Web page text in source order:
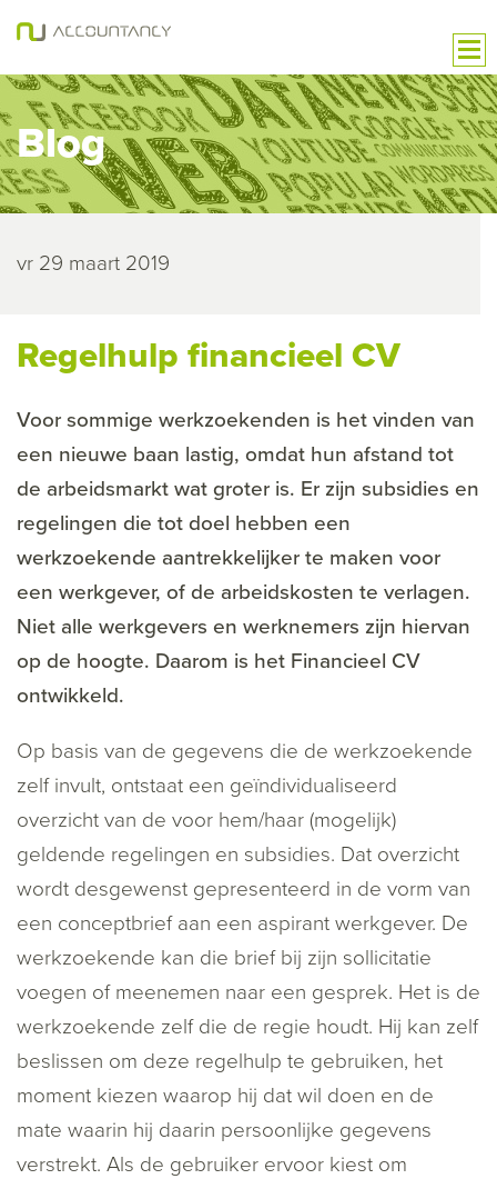
Blog
vr 29 maart 2019
Regelhulp financieel CV
Voor sommige werkzoekenden is het vinden van
een nieuwe baan lastig, omdat hun afstand tot
de arbeidsmarkt wat groter is. Er zijn subsidies en
regelingen die tot doel hebben een
werkzoekende aantrekkelijker te maken voor
een werkgever, of de arbeidskosten te verlagen.
Niet alle werkgevers en werknemers zijn hiervan
op de hoogte. Daarom is het Financieel CV
ontwikkeld.
Op basis van de gegevens die de werkzoekende
zelf invult, ontstaat een geïndividualiseerd
overzicht van de voor hem/haar (mogelijk)
geldende regelingen en subsidies. Dat overzicht
wordt desgewenst gepresenteerd in de vorm van
een conceptbrief aan een aspirant werkgever. De
werkzoekende kan die brief bij zijn sollicitatie
voegen of meenemen naar een gesprek. Het is de
werkzoekende zelf die de regie houdt. Hij kan zelf
beslissen om deze regelhulp te gebruiken, het
moment kiezen waarop hij dat wil doen en de
mate waarin hij daarin persoonlijke gegevens
verstrekt. Als de gebruiker ervoor kiest om